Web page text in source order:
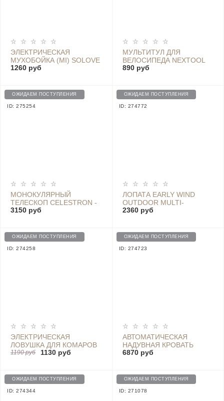
ЭЛЕКТРИЧЕСКАЯ
МУХОБОЙКА (MI) SOLOVE
ELECTRIC MOSQUITO
GREY
1260 руб
МУЛЬТИТУЛ ДЛЯ
ВЕЛОСИПЕДА NEXTOOL
MULTIFUNCTIONAL
890 руб
ОЖИДАЕМ ПОСТУПЛЕНИЯ
ID: 275254
МОНОКУЛЯРНЫЙ
ТЕЛЕСКОП CELESTRON -
SCDT-1042
3150 руб
ОЖИДАЕМ ПОСТУПЛЕНИЯ
ID: 274772
ЛОПАТА EARLY WIND
OUTDOOR MULTI-
FUNCTION SHOVEL
2360 руб
ОЖИДАЕМ ПОСТУПЛЕНИЯ
ID: 274258
ЭЛЕКТРИЧЕСКАЯ
ЛОВУШКА ДЛЯ КОМАРОВ
SOTHING CACTUS
1190 руб 1130 руб
ОЖИДАЕМ ПОСТУПЛЕНИЯ
ID: 274723
АВТОМАТИЧЕСКАЯ
НАДУВНАЯ КРОВАТЬ
INFLATABLE LEISURE BED
6870 руб
ОЖИДАЕМ ПОСТУПЛЕНИЯ
ID: 274344
ОЖИДАЕМ ПОСТУПЛЕНИЯ
ID: 271078